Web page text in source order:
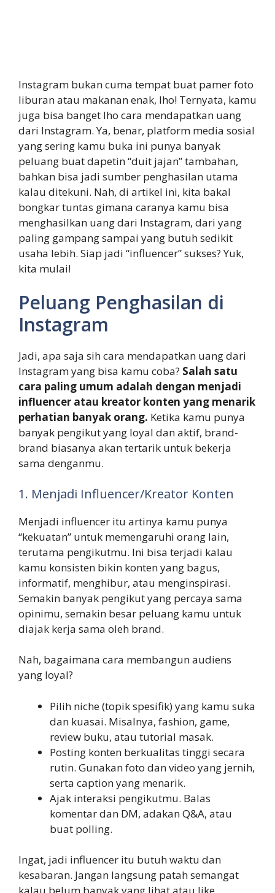
Instagram bukan cuma tempat buat pamer foto
liburan atau makanan enak, lho! Ternyata, kamu
juga bisa banget lho cara mendapatkan uang
dari Instagram. Ya, benar, platform media sosial
yang sering kamu buka ini punya banyak
peluang buat dapetin “duit jajan” tambahan,
bahkan bisa jadi sumber penghasilan utama
kalau ditekuni. Nah, di artikel ini, kita bakal
bongkar tuntas gimana caranya kamu bisa
menghasilkan uang dari Instagram, dari yang
paling gampang sampai yang butuh sedikit
usaha lebih. Siap jadi “influencer” sukses? Yuk,
kita mulai!
Peluang Penghasilan di
Instagram
Jadi, apa saja sih cara mendapatkan uang dari
Instagram yang bisa kamu coba? Salah satu
cara paling umum adalah dengan menjadi
influencer atau kreator konten yang menarik
perhatian banyak orang. Ketika kamu punya
banyak pengikut yang loyal dan aktif, brand-
brand biasanya akan tertarik untuk bekerja
sama denganmu.
1. Menjadi Influencer/Kreator Konten
Menjadi influencer itu artinya kamu punya
“kekuatan” untuk memengaruhi orang lain,
terutama pengikutmu. Ini bisa terjadi kalau
kamu konsisten bikin konten yang bagus,
informatif, menghibur, atau menginspirasi.
Semakin banyak pengikut yang percaya sama
opinimu, semakin besar peluang kamu untuk
diajak kerja sama oleh brand.
Nah, bagaimana cara membangun audiens
yang loyal?
Pilih niche (topik spesifik) yang kamu suka
dan kuasai. Misalnya, fashion, game,
review buku, atau tutorial masak.
Posting konten berkualitas tinggi secara
rutin. Gunakan foto dan video yang jernih,
serta caption yang menarik.
Ajak interaksi pengikutmu. Balas
komentar dan DM, adakan Q&A, atau
buat polling.
Ingat, jadi influencer itu butuh waktu dan
kesabaran. Jangan langsung patah semangat